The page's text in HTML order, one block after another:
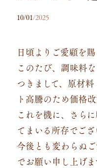
10/01/2025
日頃よりご愛顧を
このたび、調味料
つきまして、原材
ト高騰のため価格
これを機に、さら
てまいる所存でござ
今後とも変わらぬ
でお願い申し上げま